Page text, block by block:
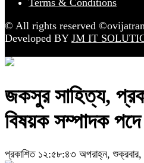
© All rights reserved
Developed BY JM IT
জকসুর সাহিত্য,
বিষয়ক সম্পাদক
প্রকাশিত ১২:৫৮:৪৩ অপরাহ্ন, শুক্রবার,